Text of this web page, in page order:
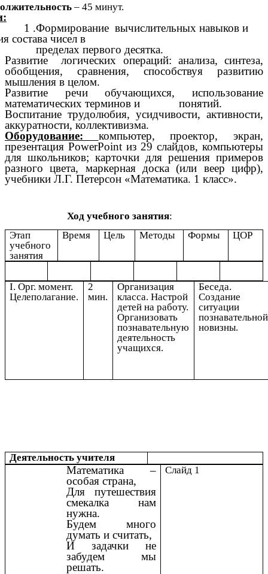
– 45 минут.
вычислительных навыков и
состава чисел в
первого десятка.
Развитие логических операций: анализа, синтеза,
обобщения, сравнения, способствуя развитию
мышления в целом.
Развитие речи обучающихся, использование
математических терминов и понятий.
Воспитание трудолюбия, усидчивости, активности,
аккуратности, коллективизма.
Оборудование: компьютер, проектор, экран,
презентация PowerPoint из 29 слайдов, компьютеры
для школьников; карточки для решения примеров
разного цвета, маркерная доска (или веер цифр),
учебники Л.Г. Петерсон «Математика. 1 класс».
Ход учебного занятия:
Этап
учебного
занятия
Время Цель Методы Формы ЦОР
I. Орг. момент.
Целеполагание.
2
мин.
Организация
класса. Настрой
детей на работу.
Организовать
познавательную
деятельность
учащихся.
Беседа.
Создание
ситуации
познавательной
новизны.
Деятельность учителя
Математика –
особая страна,
Для путешествия
смекалка нам
нужна.
Будем много
думать и считать,
И задачки не
забудем мы
решать.
Слайд 1